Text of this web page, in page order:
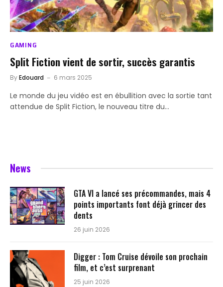
GAMING
Split Fiction vient de sortir, succès garantis
ByEdouard 6 mars 2025
Le monde du jeu vidéo est en ébullition avec la sortie tant
attendue de Split Fiction, le nouveau titre du…
News
GTA VI a lancé ses précommandes, mais 4
points importants font déjà grincer des
dents
26 juin 2026
Digger : Tom Cruise dévoile son prochain
film, et c’est surprenant
25 juin 2026